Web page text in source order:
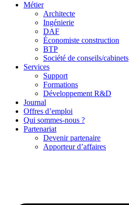
Métier
Architecte
Ingénierie
DAF
Économiste construction
BTP
Société de conseils/cabinets
Services
Support
Formations
Développement R&D
Journal
Offres d’emploi
Qui sommes-nous ?
Partenariat
Devenir partenaire
Apporteur d’affaires